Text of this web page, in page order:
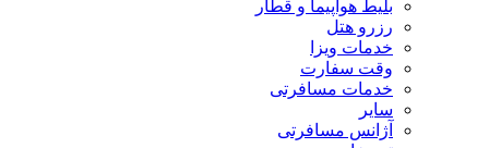
بلیط هواپیما و قطار
رزرو هتل
خدمات ویزا
وقت سفارت
خدمات مسافرتی
سایر
آژانس مسافرتی